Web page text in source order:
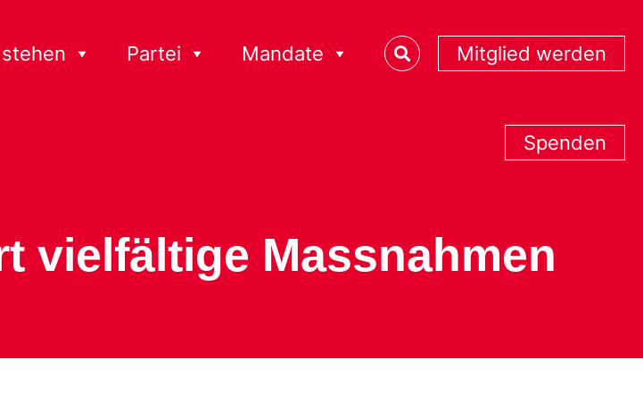
Partei Mandate Mitglied werden
Spenden
vielfältige Massnahmen